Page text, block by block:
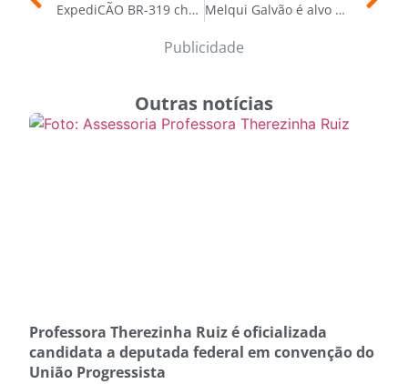
ExpediCÃO BR-319 chega ao Sul do Amazonas com ações de castração animal e diálogo com comunidades Melqui Galvão é alvo de nove denúncias de abuso sexual; oito casos são investigados no Amazonas
Publicidade
Outras notícias
Professora Therezinha Ruiz é oficializada
candidata a deputada federal em convenção do
União Progressista